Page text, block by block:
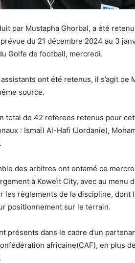
par Mustapha Ghorbal, a été
du 21 décembre 2024 au 3
Golfe de football, mercredi.
ont été retenus, il s’agit de
source.
total de 42 referees retenus pour
: Ismaïl Al-Hafi (Jordanie),
des arbitres ont entamé ce
à Koweït City, avec au menu
les règlements de la discipline, dont
positionnement sur le terrain.
présents dans le cadre d’un
africaine(CAF), en plus